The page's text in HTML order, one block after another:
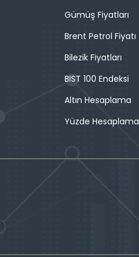
Gümüş Fiyatları
Brent Petrol Fiyatı
Bilezik Fiyatları
BIST 100 Endeksi
Altın Hesaplama
Yüzde Hesaplama